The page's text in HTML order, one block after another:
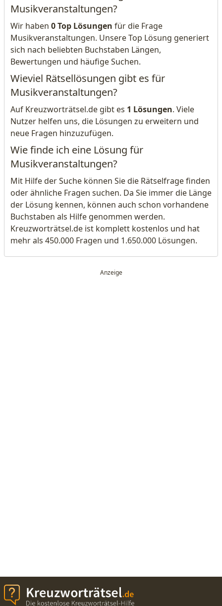
Musikveranstaltungen?
Wir haben 0 Top Lösungen für die Frage
Musikveranstaltungen. Unsere Top Lösung generiert
sich nach beliebten Buchstaben Längen,
Bewertungen und häufige Suchen.
Wieviel Rätsellösungen gibt es für
Musikveranstaltungen?
Auf Kreuzworträtsel.de gibt es 1 Lösungen. Viele
Nutzer helfen uns, die Lösungen zu erweitern und
neue Fragen hinzuzufügen.
Wie finde ich eine Lösung für
Musikveranstaltungen?
Mit Hilfe der Suche können Sie die Rätselfrage finden
oder ähnliche Fragen suchen. Da Sie immer die Länge
der Lösung kennen, können auch schon vorhandene
Buchstaben als Hilfe genommen werden.
Kreuzworträtsel.de ist komplett kostenlos und hat
mehr als 450.000 Fragen und 1.650.000 Lösungen.